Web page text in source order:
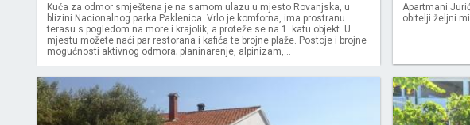
Kuća za odmor smještena je na samom ulazu u mjesto Rovanjska, u
blizini Nacionalnog parka Paklenica. Vrlo je komforna, ima prostranu
terasu s pogledom na more i krajolik, a proteže se na 1. katu objekt. U
mjestu možete naći par restorana i kafića te brojne plaže. Postoje i brojne
mogućnosti aktivnog odmora; planinarenje, alpinizam,...
Apartmani
obitelji željni